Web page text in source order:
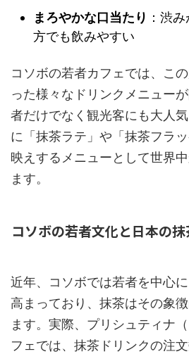
まろやかな口当たり ：渋
方でも飲みやすい
コソボの若者カフェでは、こ
った様々なドリンクメニュー
者だけでなく観光客にも大人
に「抹茶ラテ」や「抹茶フラ
映えするメニューとして世界
ます。
コソボの若者文化と日本の
近年、コソボでは若者を中心
高まっており、抹茶はその象
ます。実際、プリシュティナ
フェでは、抹茶ドリンクの注